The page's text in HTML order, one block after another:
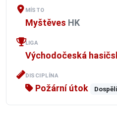
MÍSTO
Myštěves HK
LIGA
Východočeská
DISCIPLÍNA
Požární útok Dospělí